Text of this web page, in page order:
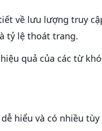
về lưu lượng truy
tỷ lệ thoát trang.
quả của các từ
hiểu và có nhiều